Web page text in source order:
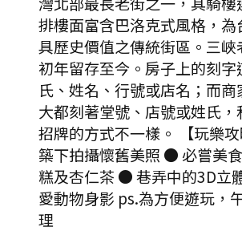
排樓面富含巴洛克式風格，為
具歷史價值之傳統街區。三
初年留存至今。房子上的刻
氏、姓名、行號或店名；而
大都刻著堂號、店號或姓氏
招牌的方式不一樣。 【玩樂
築下拍攝懷舊美照 ● 必嘗美
糕及杏仁茶 ● 巷弄中的3D立
愛動物身影 ps.為方便遊玩，
理